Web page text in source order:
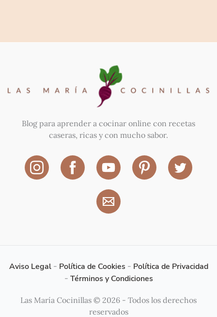
Blog para aprender a cocinar online con recetas
caseras, ricas y con mucho sabor.
Aviso Legal- Política de Cookies - Política de Privacidad
- Términos y Condiciones
Las María Cocinillas © 2026 - Todos los derechos
reservados